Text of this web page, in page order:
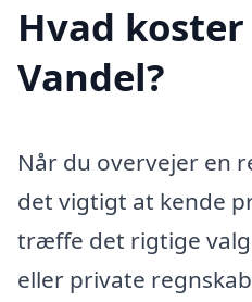
Hvad
Vandel?
Når du overvejer en
det vigtigt at kende
træffe det rigtige
eller private